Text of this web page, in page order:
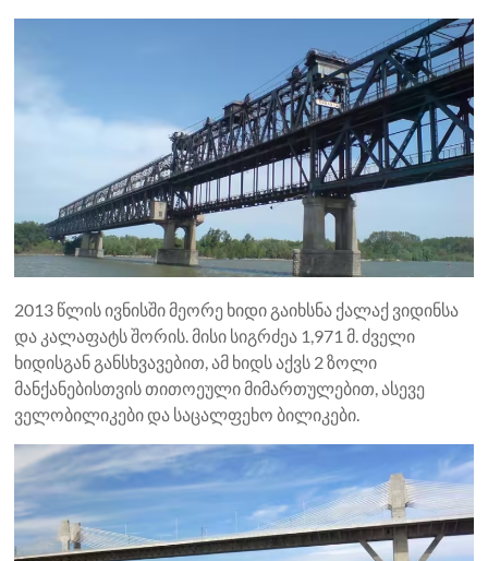
2013 წლის ივნისში მეორე ხიდი გაიხსნა ქალაქ ვიდინსა
და კალაფატს შორის. მისი სიგრძეა 1,971 მ. ძველი
ხიდისგან განსხვავებით, ამ ხიდს აქვს 2 ზოლი
მანქანებისთვის თითოეული მიმართულებით, ასევე
ველობილიკები და საცალფეხო ბილიკები.